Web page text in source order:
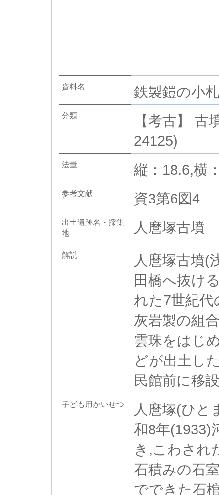
資料名 鉄製鎧の小
分類
【考古】 古
24125)
法量 縦：18.6,横
参考文献 資3第6図4
出土遺跡名・採集
地
人麿塚古墳
解説
人麿塚古墳(
田橋へ抜け
れた7世紀代
灰岩製の組
雲珠をはじ
どが出土し
民館前に移
子ども用かいせつ
人麿塚(ひと
和8年(1933)
き,こわされ
石積みの石
でできた石